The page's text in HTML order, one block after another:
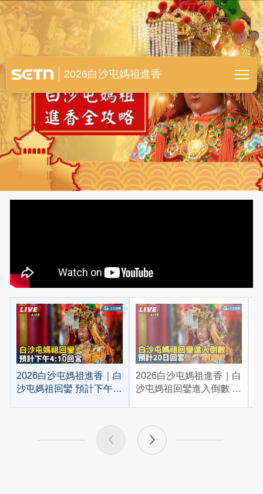
白沙屯媽祖進香全紀錄
2026白沙屯媽祖進香
2026白沙屯媽祖進香｜白
沙屯媽祖回鑾 預計下午
2026白沙屯媽祖進香｜白
沙屯媽祖回鑾進入倒數 預